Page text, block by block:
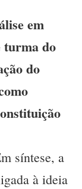
em
turma do
do
síntese, a
à ideia